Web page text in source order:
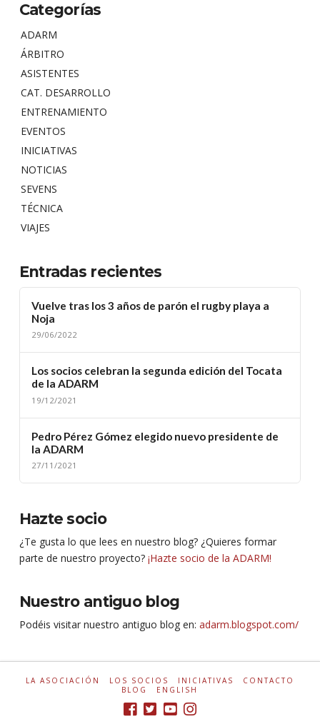
Categorías
ADARM
ÁRBITRO
ASISTENTES
CAT. DESARROLLO
ENTRENAMIENTO
EVENTOS
INICIATIVAS
NOTICIAS
SEVENS
TÉCNICA
VIAJES
Entradas recientes
Vuelve tras los 3 años de parón el rugby playa a
Noja
29/06/2022
Los socios celebran la segunda edición del Tocata
de la ADARM
19/12/2021
Pedro Pérez Gómez elegido nuevo presidente de
la ADARM
27/11/2021
Hazte socio
¿Te gusta lo que lees en nuestro blog? ¿Quieres formar
parte de nuestro proyecto? ¡Hazte socio de la ADARM!
Nuestro antiguo blog
Podéis visitar nuestro antiguo blog en: adarm.blogspot.com/
LA ASOCIACIÓN LOS SOCIOS INICIATIVAS
CONTACTO
BLOG
ENGLISH